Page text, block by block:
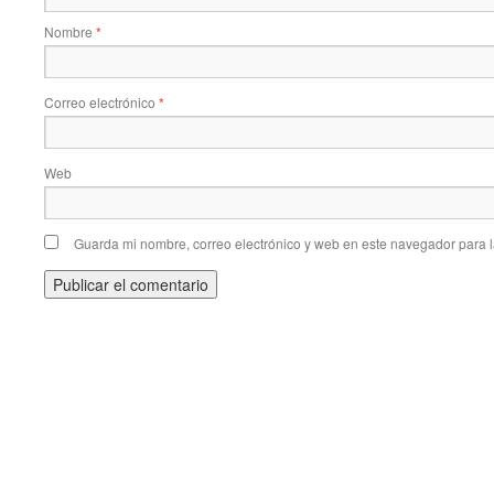
Nombre *
Correo electrónico *
Web
Guarda mi nombre, correo electrónico y web en este navegador para